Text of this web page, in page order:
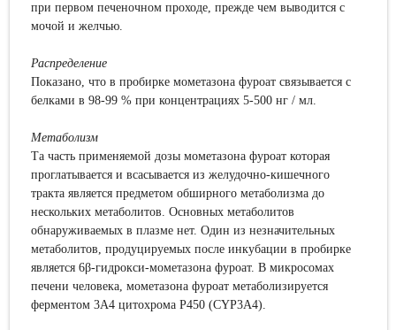
при первом печеночном проходе, прежде чем выводится с
мочой и желчью.
Распределение
Показано, что в пробирке мометазона фуроат связывается с
белками в 98-99 % при концентрациях 5-500 нг / мл.
Метаболизм
Та часть применяемой дозы мометазона фуроат которая
проглатывается и всасывается из желудочно-кишечного
тракта является предметом обширного метаболизма до
нескольких метаболитов. Основных метаболитов
обнаруживаемых в плазме нет. Один из незначительных
метаболитов, продуцируемых после инкубации в пробирке
является 6β-гидрокси-мометазона фуроат. В микросомах
печени человека, мометазона фуроат метаболизируется
ферментом 3A4 цитохрома P450 (CYP3A4).